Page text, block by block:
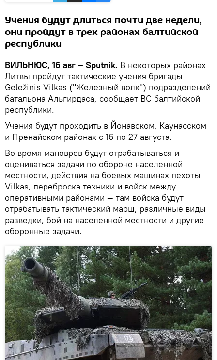
Учения будут длиться почти две недели,
они пройдут в трех районах балтийской
республики
ВИЛЬНЮС, 16 авг – Sputnik. В некоторых районах
Литвы пройдут тактические учения бригады
Geležinis Vilkas ("Железный волк") подразделений
батальона Альгирдаса, сообщает ВС балтийской
республики.
Учения будут проходить в Йонавском, Каунасском
и Пренайском районах с 16 по 27 августа.
Во время маневров будут отрабатываться и
оцениваться задачи по обороне населенной
местности, действия на боевых машинах пехоты
Vilkas, переброска техники и войск между
оперативными районами — там войска будут
отрабатывать тактический марш, различные виды
разведки, бой на населенной местности и другие
оборонные задачи.